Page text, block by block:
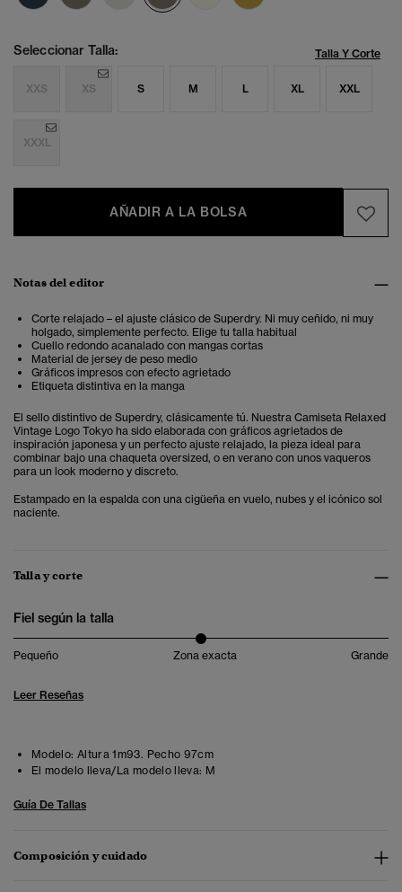
Seleccionar Talla: Talla Y Corte
XXS XS S M L XL XXL
XXXL
AÑADIR A LA BOLSA
Notas del editor
Corte relajado – el ajuste clásico de Superdry. Ni muy ceñido, ni muy
holgado, simplemente perfecto. Elige tu talla habitual
Cuello redondo acanalado con mangas cortas
Material de jersey de peso medio
Gráficos impresos con efecto agrietado
Etiqueta distintiva en la manga
El sello distintivo de Superdry, clásicamente tú. Nuestra Camiseta Relaxed
Vintage Logo Tokyo ha sido elaborada con gráficos agrietados de
inspiración japonesa y un perfecto ajuste relajado, la pieza ideal para
combinar bajo una chaqueta oversized, o en verano con unos vaqueros
para un look moderno y discreto.
Estampado en la espalda con una cigüeña en vuelo, nubes y el icónico sol
naciente.
Talla y corte
Fiel según la talla
Pequeño Zona exacta Grande
Leer Reseñas
Modelo: Altura 1m93. Pecho 97cm
El modelo lleva/La modelo lleva: M
Guía De Tallas
Composición y cuidado